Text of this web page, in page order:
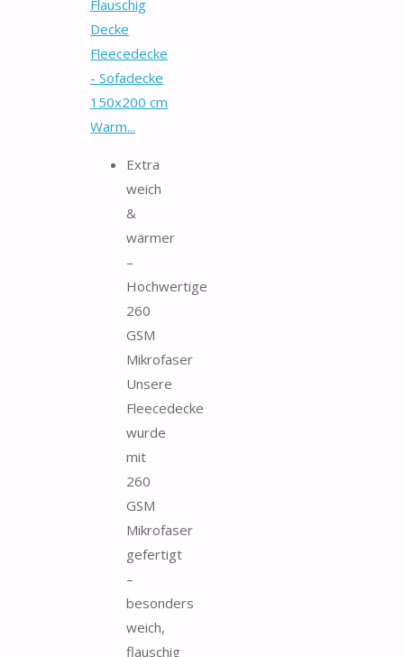
Flauschig
Decke
Fleecedecke
- Sofadecke
150x200 cm
Warm...
Extra
weich
&
wärmer
–
Hochwertige
260
GSM
Mikrofaser
Unsere
Fleecedecke
wurde
mit
260
GSM
Mikrofaser
gefertigt
–
besonders
weich,
flauschig